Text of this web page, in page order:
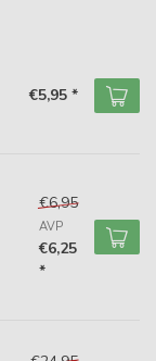
€5,95 *
€6,95
AVP
€6,25
*